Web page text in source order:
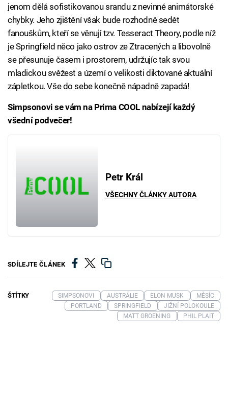
jenom dělá sofistikovanou srandu z nevinné animátorské
chybky. Jeho zjištění však bude rozhodně sedět
fanouškům, kteří se věnují tzv. Tesseract Theory, podle níž
je Springfield něco jako ostrov ze Ztracených a libovolně
se přesunuje časem i prostorem, udržujíc tak svou
mladickou svěžest a území o velikosti diktované aktuální
zápletkou. Vše do sebe konečně nápadně zapadá!
Simpsonovi se vám na Prima COOL nabízejí každý
všední podvečer!
Petr Král
VŠECHNY ČLÁNKY AUTORA
SDÍLEJTE ČLÁNEK
ŠTÍTKY SIMPSONOVI AUSTRÁLIE ELON MUSK
MĚSÍC
PORTLAND
SPRINGFIELD
JIŽNÍ POLOKOULE
MATT GROENING
PHIL PLAIT